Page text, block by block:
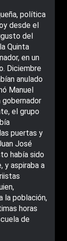
política
desde el
del
Quinta
en un
Diciembre
anulado
Manuel
gobernador
el grupo
puertas y
José
había sido
y aspiraba a
la población,
horas
de